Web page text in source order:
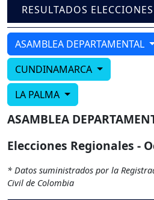
RESULTADOS
ASAMBLEA DEPARTAMENTAL
CUNDINAMARCA
LA PALMA
ASAMBLEA
Elecciones Regionales -
* Datos suministrados por la
Civil de Colombia